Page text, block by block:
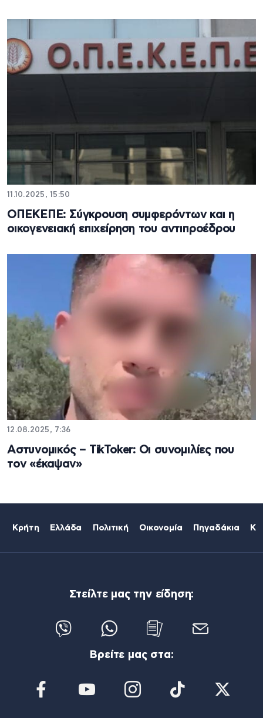
11.10.2025, 15:50
ΟΠΕΚΕΠΕ: Σύγκρουση συμφερόντων και η
οικογενειακή επιχείρηση του αντιπροέδρου
12.08.2025, 7:36
Αστυνομικός – TikToker: Οι συνομιλίες που
τον «έκαψαν»
Κρήτη Ελλάδα Πολιτική Οικονομία Πηγαδάκια
Στείλτε μας την είδηση:
Βρείτε μας στα: